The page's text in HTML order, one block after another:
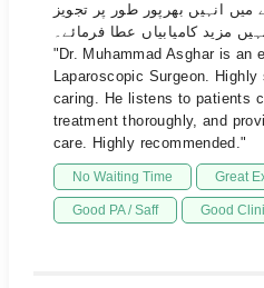
انہیں بھرپور طور پر تجویز
مزید کامیابیاں عطا فرمائے۔"
"Dr. Muhammad Asghar is an
Laparoscopic Surgeon.
caring. He listens to patients
treatment thoroughly, and
care. Highly recommended."
No Waiting Time Great
Good PA / Saff Good